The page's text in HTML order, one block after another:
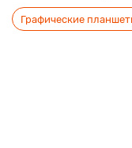
Описание
Графические